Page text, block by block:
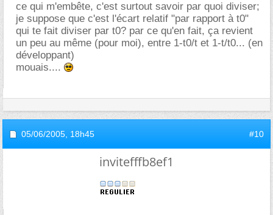
ce qui m'embête, c'est surtout savoir par quoi diviser;
je suppose que c'est l'écart relatif "par rapport à t0"
qui te fait diviser par t0? par ce qu'en fait, ça revient
un peu au même (pour moi), entre 1-t0/t et 1-t/t0... (en
développant)
mouais....
05/06/2005, 18h45 #10
invitefffb8ef1